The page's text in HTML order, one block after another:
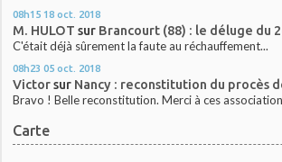
08h15 18 oct. 2018
M. HULOT sur Brancourt (88) : le déluge du
C'était déjà sûrement la faute au réchauffement...
08h23 05 oct. 2018
Victorsur Nancy : reconstitution du procès
Bravo ! Belle reconstitution. Merci à ces
Carte